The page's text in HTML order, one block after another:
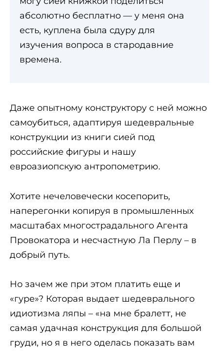
абсолютно бесплатно — у меня она
есть, куплена была сдуру для
изучения вопроса в стародавние
времена.
Даже опытному конструктору с ней можно
самоубиться, адаптируя шедевральные
конструкции из книги сией под
российские фигуры и нашу
евроазиопскую антропометрию.
Хотите нечеловечески косепорить,
наперегонки копируя в промышленных
масштабах многострадального Агента
Провокатора и несчастную Ла Перлу – в
добрый путь.
Но зачем же при этом платить еще и
«гуре»? Которая выдает шедеврального
идиотизма ляпы – «на мне бралетт, не
самая удачная конструкция для большой
груди, но я в него оделась показать вам